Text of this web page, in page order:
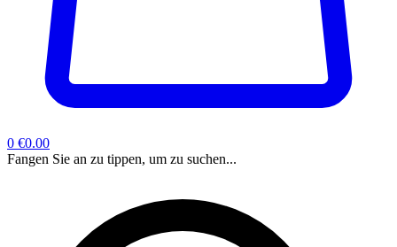
0 €0.00
Fangen Sie an zu tippen, um zu suchen...